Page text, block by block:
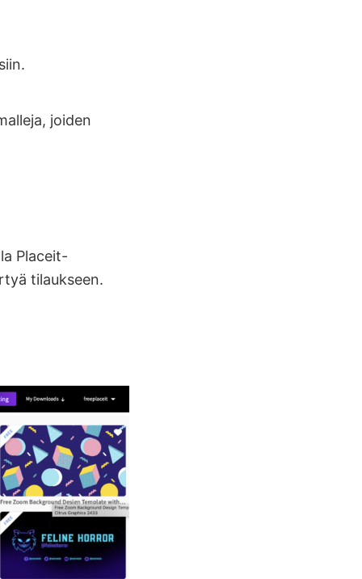
joiden
Placeit-
tilaukseen.